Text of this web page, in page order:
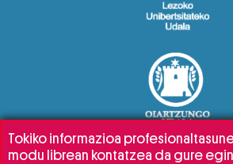
Tokiko informazioa
modu librean kontatzea da gure